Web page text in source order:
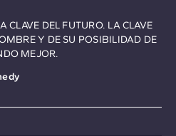
CLAVE DEL FUTURO. LA CLAVE
Y DE SU POSIBILIDAD DE
MEJOR.